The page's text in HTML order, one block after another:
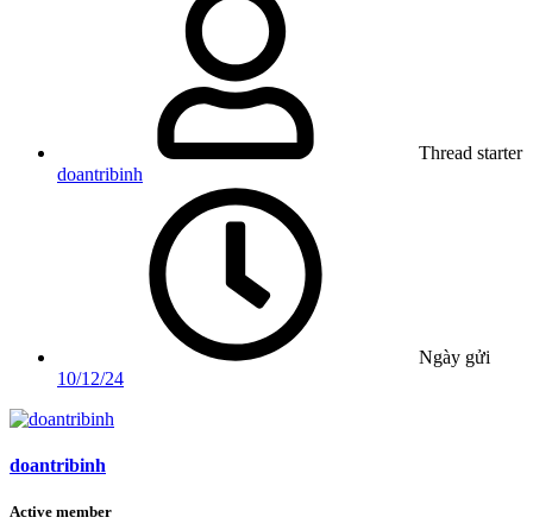
Thread starter
doantribinh
Ngày gửi
10/12/24
doantribinh
Active member